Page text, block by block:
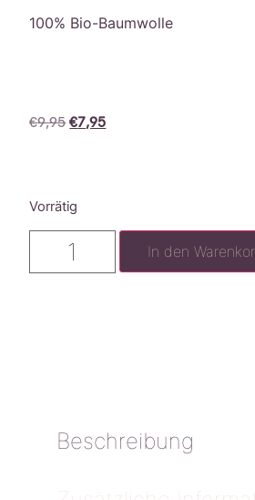
100% Bio-Baumwolle
€9,95 €7,95
Vorrätig
In den
Beschreibung